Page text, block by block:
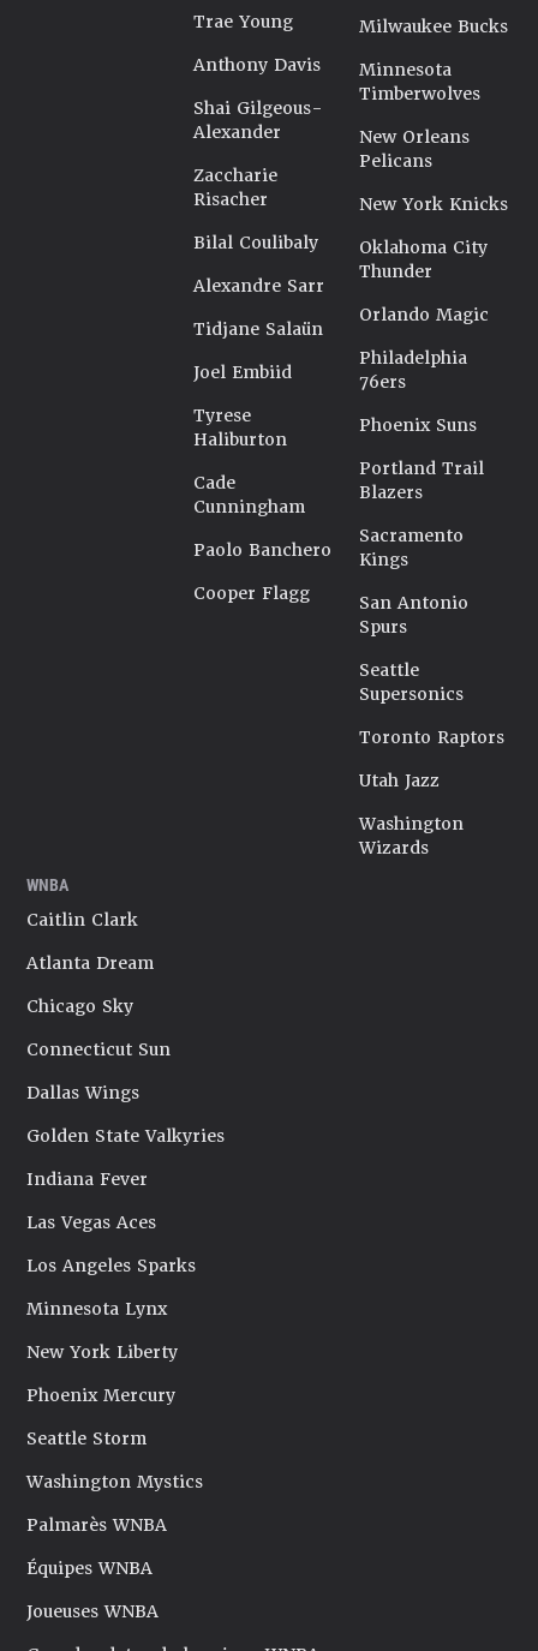
Trae Young
Anthony Davis
Shai Gilgeous-
Alexander
Zaccharie
Risacher
Bilal Coulibaly
Alexandre Sarr
Tidjane Salaün
Joel Embiid
Tyrese
Haliburton
Cade
Cunningham
Paolo Banchero
Cooper Flagg
Milwaukee Bucks
Minnesota
Timberwolves
New Orleans
Pelicans
New York Knicks
Oklahoma City
Thunder
Orlando Magic
Philadelphia
76ers
Phoenix Suns
Portland Trail
Blazers
Sacramento
Kings
San Antonio
Spurs
Seattle
Supersonics
Toronto Raptors
Utah Jazz
Washington
Wizards
WNBA
Caitlin Clark
Atlanta Dream
Chicago Sky
Connecticut Sun
Dallas Wings
Golden State Valkyries
Indiana Fever
Las Vegas Aces
Los Angeles Sparks
Minnesota Lynx
New York Liberty
Phoenix Mercury
Seattle Storm
Washington Mystics
Palmarès WNBA
Équipes WNBA
Joueuses WNBA